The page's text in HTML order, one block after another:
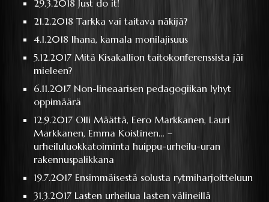
29.3.2018 Just do it!
21.2.2018Tarkka vai taitava näkijä?
4.1.2018 Ihana, kamala monilajisuus
5.12.2017 Mitä Kisakallion taitokonferenssista jäi
mieleen?
6.11.2017 Non-lineaarisen pedagogiikan lyhyt
oppimäärä
12.9.2017 Olli Määttä, Eero Markkanen, Lauri
Markkanen, Emma Koistinen… –
urheiluluokkatoiminta huippu-urheilu-uran
rakennuspalikkana
19.7.2017Ensimmäisestä solusta rytmiharjoitteluun
31.3.2017Lasten urheilua lasten välineillä